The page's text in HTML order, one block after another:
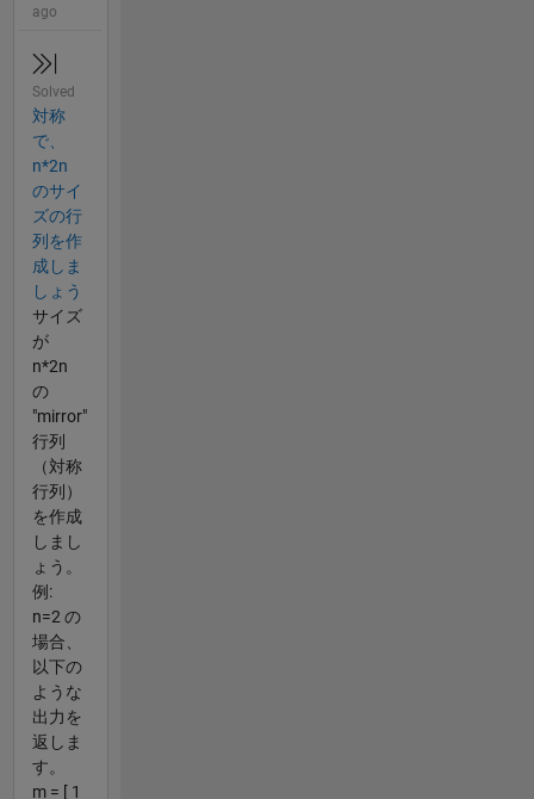
ago
Solved
対称
で、
n*2n
のサイ
ズの行
列を作
成しま
しょう
サイズ
が
n*2n
の
"mirror"
行列
（対称
行列）
を作成
しまし
ょう。
例:
n=2 の
場合、
以下の
ような
出力を
返しま
す。
m = [ 1